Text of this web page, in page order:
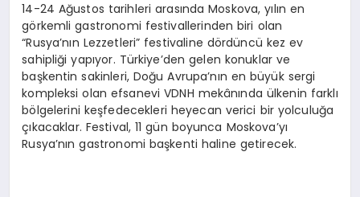
14-24 Ağustos tarihleri arasında Moskova, yılın en
görkemli gastronomi festivallerinden biri olan
“Rusya’nın Lezzetleri” festivaline dördüncü kez ev
sahipliği yapıyor. Türkiye’den gelen konuklar ve
başkentin sakinleri, Doğu Avrupa’nın en büyük sergi
kompleksi olan efsanevi VDNH mekânında ülkenin farklı
bölgelerini keşfedecekleri heyecan verici bir yolculuğa
çıkacaklar. Festival, 11 gün boyunca Moskova’yı
Rusya’nın gastronomi başkenti haline getirecek.